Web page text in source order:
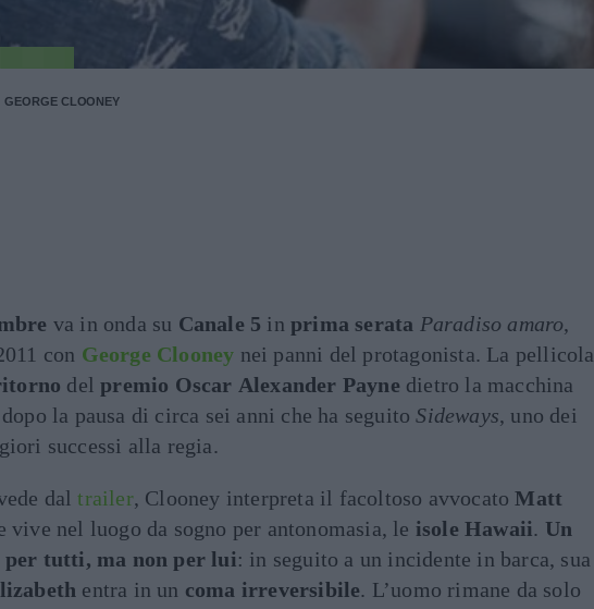
GEORGE CLOONEY
va in onda su Canale 5 inprima serata Paradiso amaro,
con George Clooney nei panni del protagonista. La pellicola
delpremio Oscar Alexander Payne dietro la macchina
dopo la pausa di circa sei anni che ha seguitoSideways, uno dei
successi alla regia.
daltrailer, Clooney interpreta il facoltoso avvocatoMatt
vive nel luogo da sogno per antonomasia, le isole Hawaii. Un
per tutti, ma non per lui: in seguito a un incidente in barca, sua
entra in un coma irreversibile. L’uomo rimane da solo